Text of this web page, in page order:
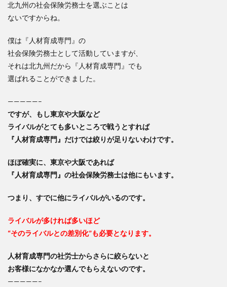
北九州の社会保険労務士を選ぶことは
ないですからね。
僕は『人材育成専門』の
社会保険労務士として活動していますが、
それは北九州だから『人材育成専門』でも
選ばれることができました。
—————–
ですが、もし東京や大阪など
ライバルがとても多いところで戦うとすれば
『人材育成専門』だけでは絞りが足りないわけです。
ほぼ確実に、東京や大阪であれば
『人材育成専門』の社会保険労務士は他にもいます。
つまり、すでに他にライバルがいるのです。
ライバルが多ければ多いほど
“そのライバルとの差別化”も必要となります。
人材育成専門の社労士からさらに絞らないと
お客様になかなか選んでもらえないのです。
—————–